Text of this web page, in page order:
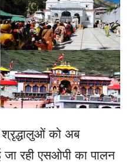
श्रृद्धालुओं को अब
जा रही एसओपी का पालन